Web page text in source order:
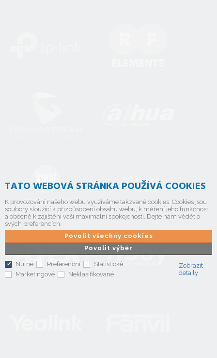
TATO WEBOVÁ STRÁNKA POUŽÍVÁ COOKIES
K provozování našeho webu využíváme takzvané cookies. Cookies jsou
soubory sloužící k přizpůsobení obsahu webu, k měření jeho funkčnosti
a obecně k zajištění vaší maximální spokojenosti. Dejte nám vědět o
svých preferencích.
Povolit výběr
Povolit všechny cookies
Nutné Preferenční
Statistické
Marketingové
Neklasifikované
Zobrazit
detaily